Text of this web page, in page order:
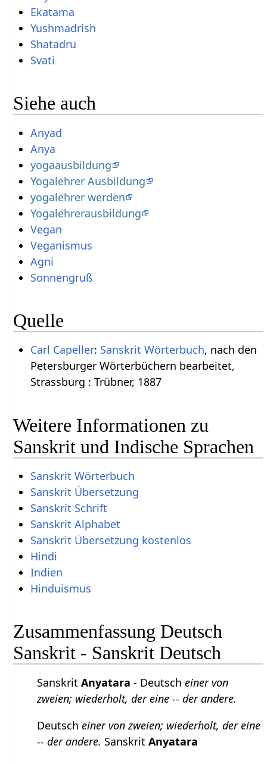
Ekatama
Yushmadrish
Shatadru
Svati
Siehe auch
Anyad
Anya
yogaausbildung
Yogalehrer Ausbildung
yogalehrer werden
Yogalehrerausbildung
Vegan
Veganismus
Agni
Sonnengruß
Quelle
Carl Capeller: Sanskrit Wörterbuch, nach den
Petersburger Wörterbüchern bearbeitet,
Strassburg : Trübner, 1887
Weitere Informationen zu
Sanskrit und Indische Sprachen
Sanskrit Wörterbuch
Sanskrit Übersetzung
Sanskrit Schrift
Sanskrit Alphabet
Sanskrit Übersetzung kostenlos
Hindi
Indien
Hinduismus
Zusammenfassung Deutsch
Sanskrit - Sanskrit Deutsch
SanskritAnyatara - Deutscheiner von
zweien; wiederholt, der eine -- der andere.
Deutscheiner von zweien; wiederholt, der eine
-- der andere. SanskritAnyatara